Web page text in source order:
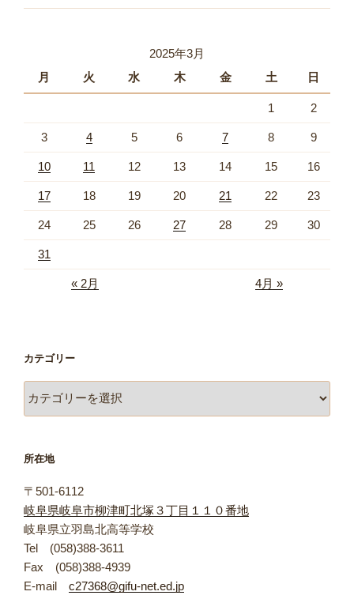
2025年3月
月
火 水 木 金 土 日
1 2
3 4 5 6 7 8 9
10 11 12 13 14 15 16
17 18 19 20 21 22 23
24 25 26 27 28 29 30
31
« 2月 4月 »
カテゴリー
テ
ー
所在地
〒501-6112
岐阜県岐阜市柳津町北塚３丁目１１０番地
岐阜県立羽島北高等学校
Tel (058)388-3611
Fax (058)388-4939
E-mail c27368@gifu-net.ed.jp